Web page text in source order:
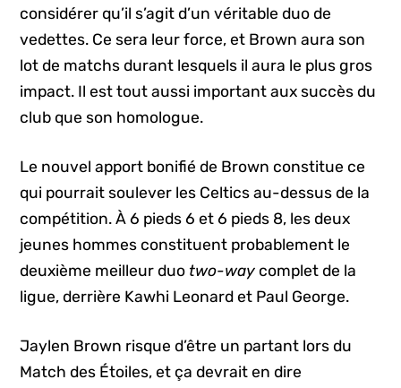
considérer qu’il s’agit d’un véritable duo de
vedettes. Ce sera leur force, et Brown aura son
lot de matchs durant lesquels il aura le plus gros
impact. Il est tout aussi important aux succès du
club que son homologue.
Le nouvel apport bonifié de Brown constitue ce
qui pourrait soulever les Celtics au-dessus de la
compétition. À 6 pieds 6 et 6 pieds 8, les deux
jeunes hommes constituent probablement le
deuxième meilleur duo two-waycomplet de la
ligue, derrière Kawhi Leonard et Paul George.
Jaylen Brown risque d’être un partant lors du
Match des Étoiles, et ça devrait en dire